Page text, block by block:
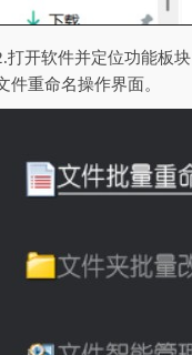
打开软件并定位功能板
件重命名操作界面。